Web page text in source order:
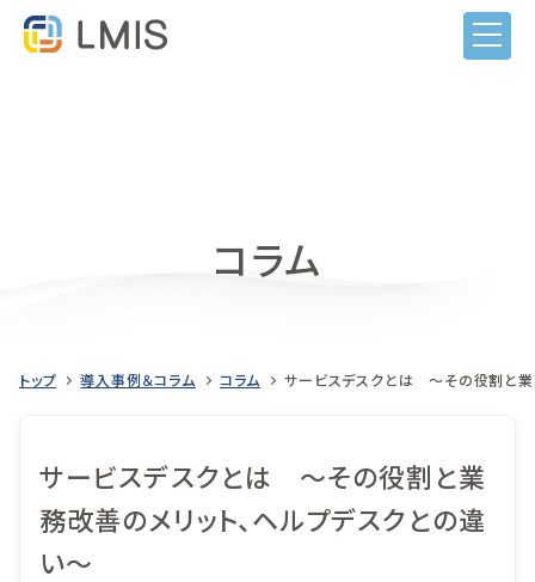
LMISとは
機能
コラム
トップ 導入事例＆コラム コラム サービスデスクとは ～その役割と業
サービスデスクとは ～その役割と業
務改善のメリット、ヘルプデスクとの違
い～